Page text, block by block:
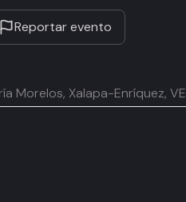
Reportar evento
Morelos, Xalapa-Enríquez,